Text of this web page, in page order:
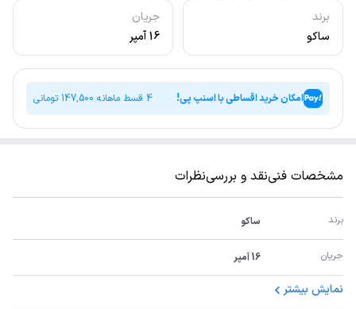
برند
ساکو
جریان
16 آمپر
امکان خرید اقساطی با اسنپ پی! 4 قسط ماهانه 147,500 تومانی
مشخصات فنینقد و بررسینظرات
برند ساکو
جریان 16 آمپر
نمایش بیشتر